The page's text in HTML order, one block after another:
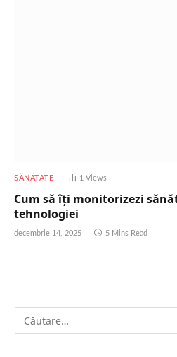
SĂNĂTATE 1Views
Cum să îți monitorizezi
tehnologiei
decembrie 14, 2025 5 Mins Read